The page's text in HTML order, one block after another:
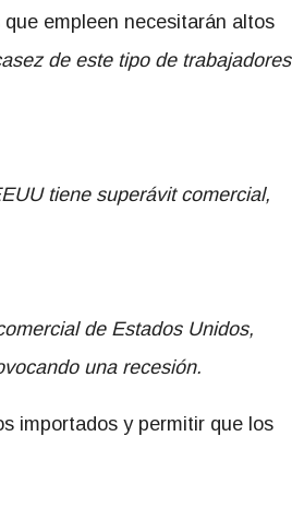
empleen necesitarán altos
de este tipo de trabajadores
tiene superávit comercial,
de Estados Unidos,
una recesión.
importados y permitir que los